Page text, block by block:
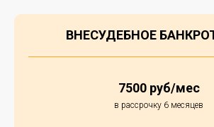
ВНЕСУДЕБНОЕ
7500 руб/мес
в рассрочку 6 месяцев